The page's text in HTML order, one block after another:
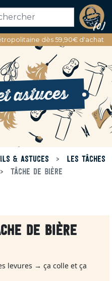
(0)
dès 59,90€ d'achat
astuces
& ASTUCES
LES TÂCHES
TÂCHE DE BIÈRE
DE BIÈRE
levures → ça colle et ça